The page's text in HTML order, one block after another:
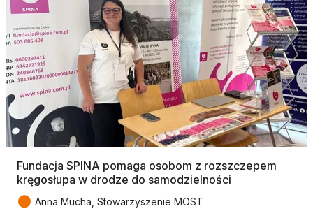
Fundacja SPINA pomaga osobom z rozszczepem
kręgosłupa w drodze do samodzielności
● Anna Mucha, Stowarzyszenie MOST